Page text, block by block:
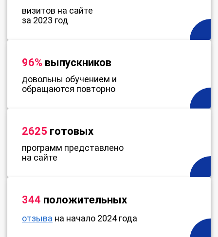
визитов на сайте
за 2023 год
96% выпускников
довольны обучением и
обращаются повторно
2625 готовых
программ представлено
на сайте
344 положительных
отзыва на начало 2024 года